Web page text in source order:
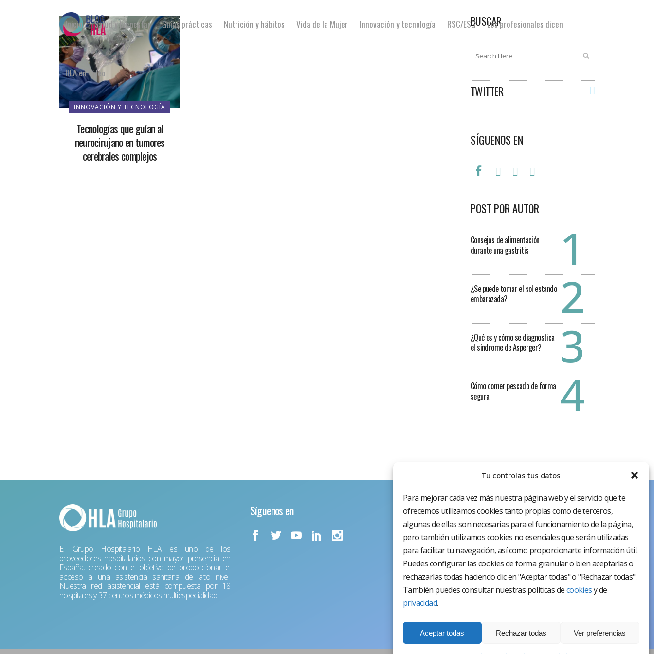
Tu controlas tus datos
Para mejorar cada vez más nuestra página web y el servicio que te
ofrecemos utilizamos cookies tanto propias como de terceros,
algunas de ellas son necesarias para el funcionamiento de la página,
pero también utilizamos cookies no esenciales que serán utilizadas
para facilitar tu navegación, así como proporcionarte información útil.
Puedes configurar las cookies de forma granular o bien aceptarlas o
rechazarlas todas haciendo clic en "Aceptar todas" o "Rechazar todas".
También puedes consultar nuestras políticas decookiesy de
privacidad.
Aceptar todas Rechazar todas Ver preferencias
Inicio Salud y bienestar Guías prácticas Nutrición y hábitos Vida de la Mujer Innovación y tecnología RSC/ESG Los profesionales dicen
HLA en vídeo
INNOVACIÓN Y TECNOLOGÍA
Tecnologías que guían al
neurocirujano en tumores
cerebrales complejos
BUSCAR
TWITTER
SÍGUENOS EN
POST POR AUTOR
Consejos de alimentación
durante una gastritis
¿Se puede tomar el sol estando
embarazada?
¿Qué es y cómo se diagnostica
el síndrome de Asperger?
Cómo comer pescado de forma
segura
El Grupo Hospitalario HLA es uno de los
proveedores hospitalarios con mayor presencia en
España, creado con el objetivo de proporcionar el
acceso a una asistencia sanitaria de alto nivel.
Nuestra red asistencial está compuesta por 18
hospitales y 37 centros médicos multiespecialidad.
Síguenos en